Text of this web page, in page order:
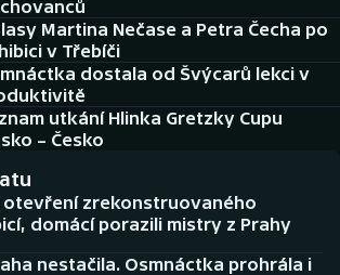
Martina Nečase a Petra Čecha po
v Třebíči
dostala od Švýcarů lekci v
utkání Hlinka Gretzky Cupu
– Česko
zrekonstruovaného
domácí porazili mistry z Prahy
nestačila. Osmnáctka prohrála i